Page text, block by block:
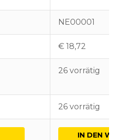
NE00001
€ 18,72
26 vorrätig
26 vorrätig
IN DEN